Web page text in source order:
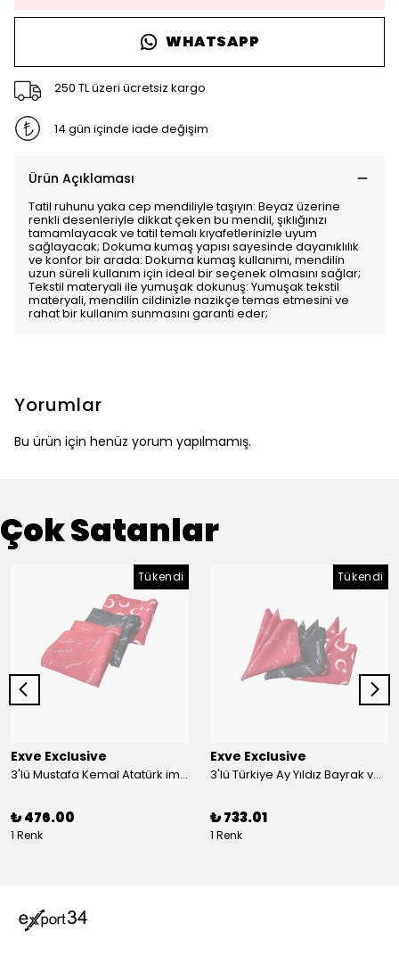
WHATSAPP
250 TL üzeri ücretsiz kargo
14 gün içinde iade değişim
Ürün Açıklaması
Tatil ruhunu yaka cep mendiliyle taşıyın: Beyaz üzerine
renkli desenleriyle dikkat çeken bu mendil, şıklığınızı
tamamlayacak ve tatil temalı kıyafetlerinizle uyum
sağlayacak; Dokuma kumaş yapısı sayesinde dayanıklılık
ve konfor bir arada: Dokuma kumaş kullanımı, mendilin
uzun süreli kullanım için ideal bir seçenek olmasını sağlar;
Tekstil materyali ile yumuşak dokunuş: Yumuşak tekstil
materyali, mendilin cildinizle nazikçe temas etmesini ve
rahat bir kullanım sunmasını garanti eder;
Yorumlar
Bu ürün için henüz yorum yapılmamış.
Çok Satanlar
Tükendi
Exve Exclusive
3'lü Mustafa Kemal Atatürk imzalı ve Türkiye Ay Yıldız Bayraklı Kadın Fular Seti
₺ 476.00
1 Renk
Tükendi
Exve Exclusive
3'lü Türkiye Ay Yıldız Bayrak ve Mustafa Kemal Atatürk imzalı Kırmızı Siyah Yaka Mendili Seti
₺ 733.01
1 Renk